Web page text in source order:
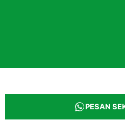
PESAN